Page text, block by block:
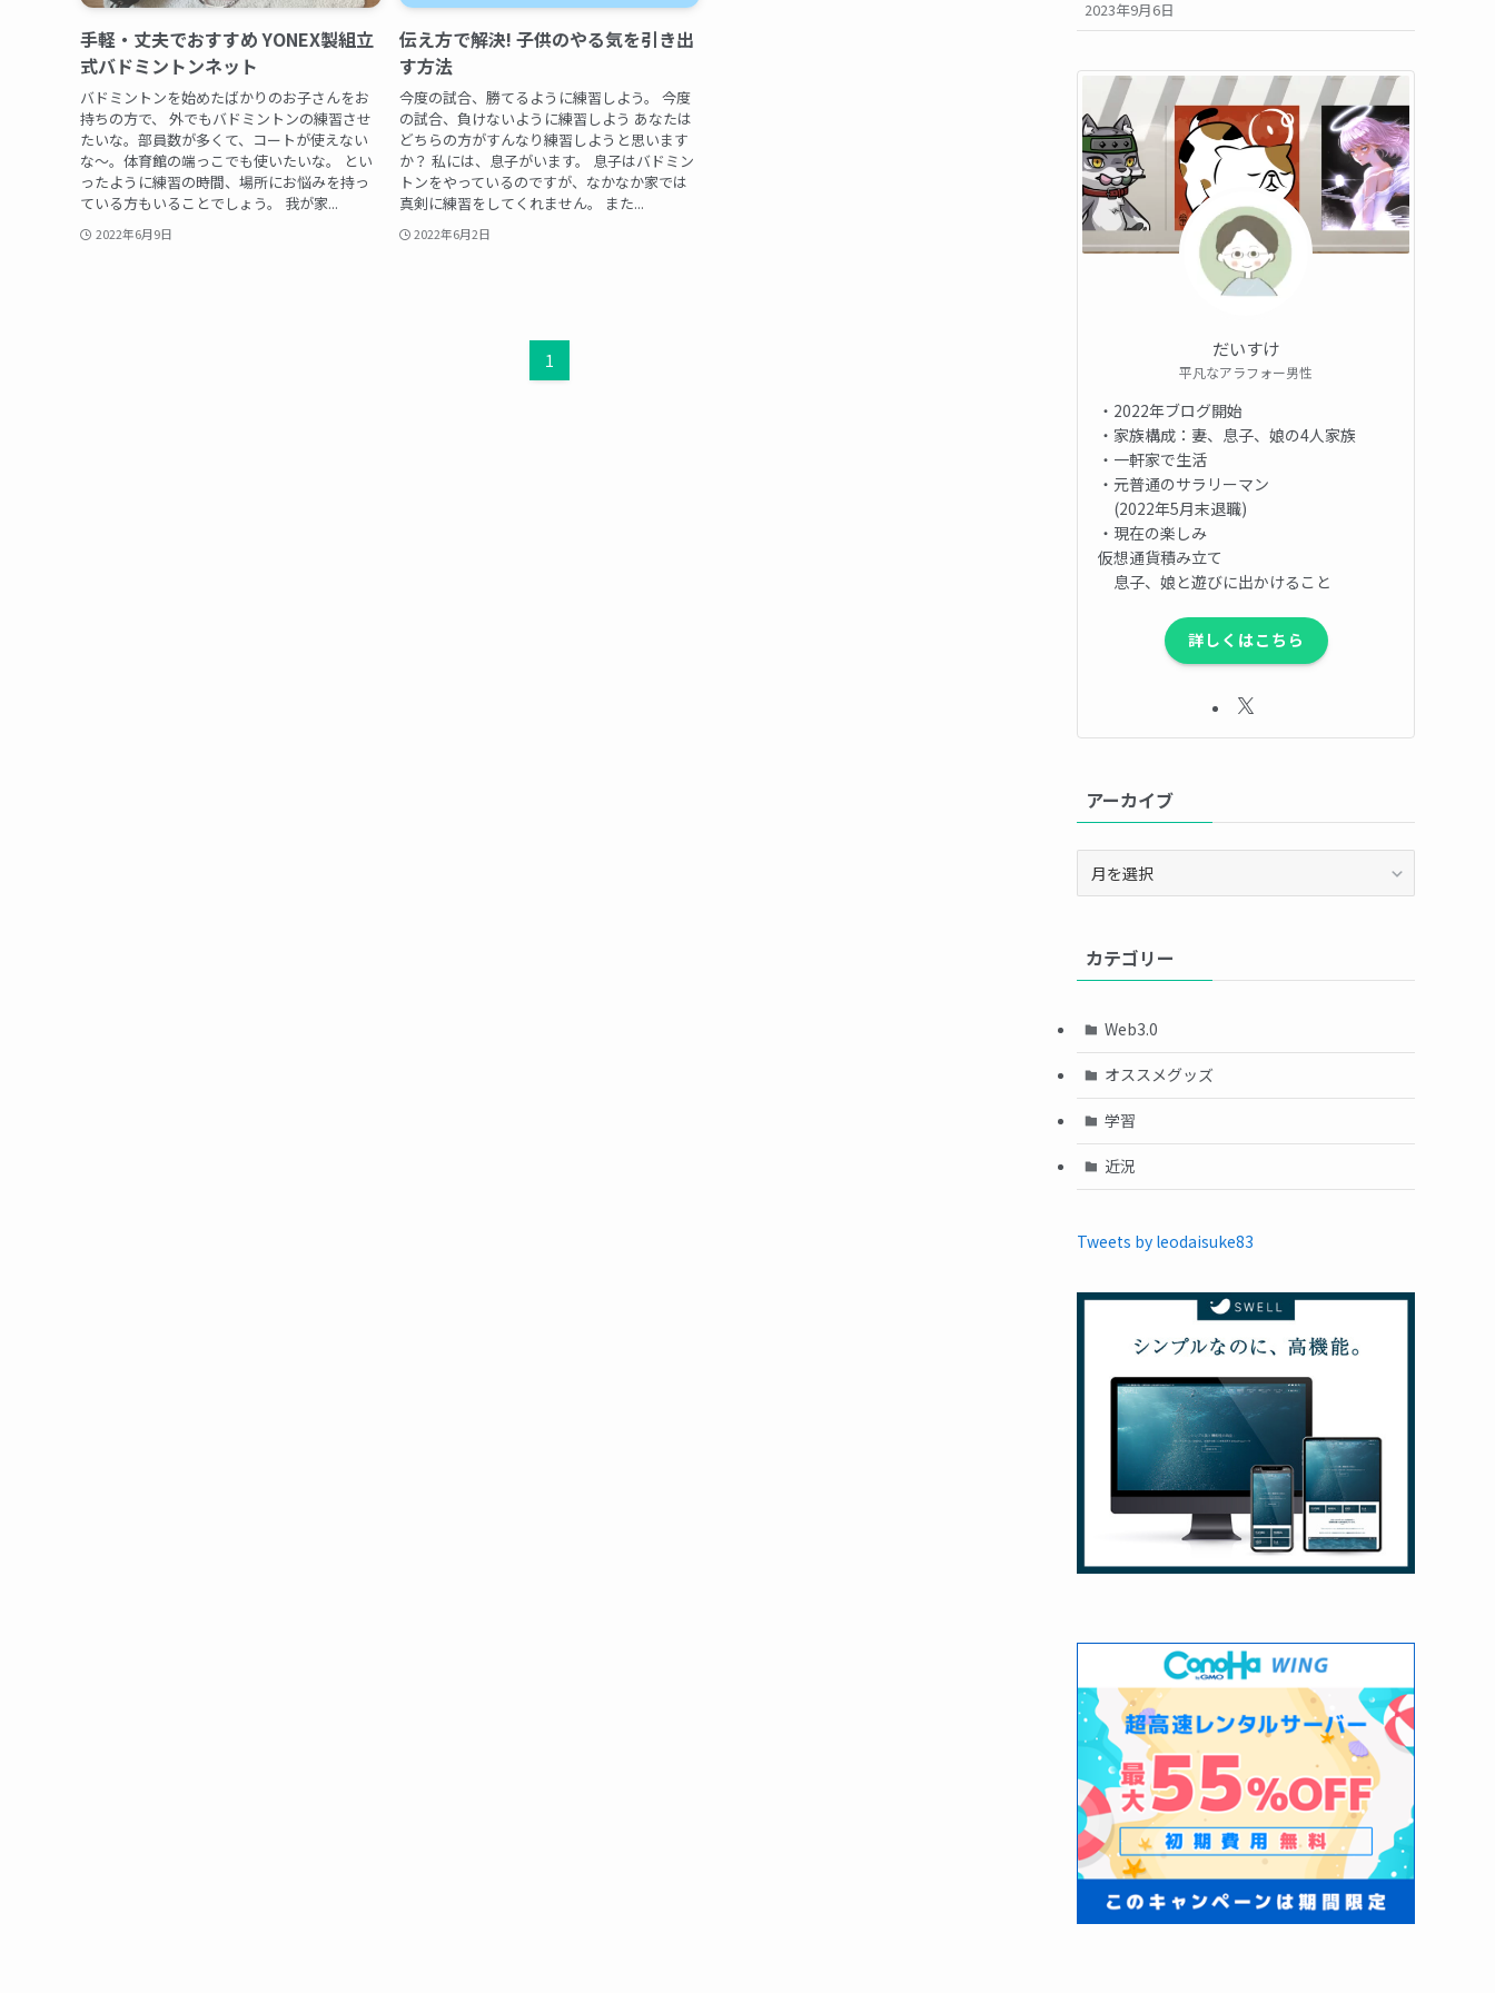
手軽・丈夫でおすすめ YONEX製組立
式バドミントンネット
バドミントンを始めたばかりのお子さんをお
持ちの方で、 外でもバドミントンの練習させ
たいな。部員数が多くて、コートが使えない
な〜。体育館の端っこでも使いたいな。 とい
ったように練習の時間、場所にお悩みを持っ
ている方もいることでしょう。 我が家...
2022年6月9日
伝え方で解決! 子供のやる気を引き出
す方法
今度の試合、勝てるように練習しよう。 今度
の試合、負けないように練習しよう あなたは
どちらの方がすんなり練習しようと思います
か？ 私には、息子がいます。 息子はバドミン
トンをやっているのですが、なかなか家では
真剣に練習をしてくれません。 また...
2022年6月2日
1
2023年9月6日
だいすけ
平凡なアラフォー男性
・2022年ブログ開始
・家族構成：妻、息子、娘の4人家族
・一軒家で生活
・元普通のサラリーマン
(2022年5月末退職)
・現在の楽しみ
仮想通貨積み立て
息子、娘と遊びに出かけること
詳しくはこちら
アーカイブ
ブカテゴリー
Web3.0
オススメグッズ
学習
近況
Tweets by leodaisuke83